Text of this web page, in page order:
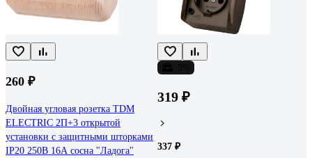
260 ₽
Двойная угловая розетка TDM
ELECTRIC 2П+3 открытой
установки с защитными шторками
IP20 250В 16А сосна "Ладога"
319 ₽
337 ₽